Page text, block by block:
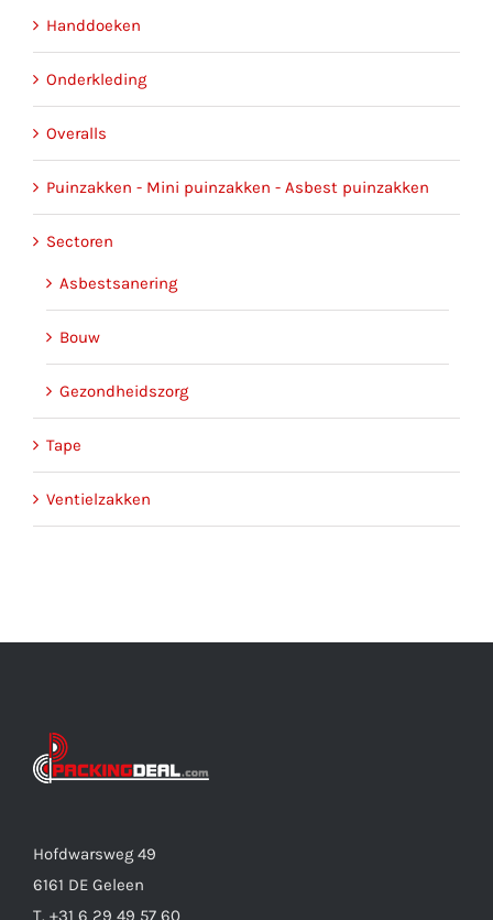
Handdoeken
Onderkleding
Overalls
Puinzakken - Mini puinzakken - Asbest puinzakken
Sectoren
Asbestsanering
Bouw
Gezondheidszorg
Tape
Ventielzakken
Hofdwarsweg 49
6161 DE Geleen
T. +31 6 29 49 57 60